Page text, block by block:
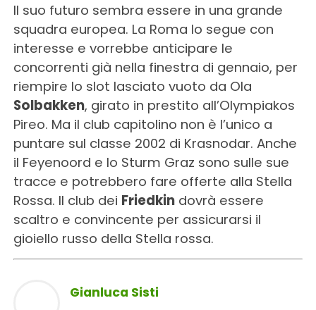
Il suo futuro sembra essere in una grande
squadra europea. La Roma lo segue con
interesse e vorrebbe anticipare le
concorrenti già nella finestra di gennaio, per
riempire lo slot lasciato vuoto da Ola
Solbakken, girato in prestito all’Olympiakos
Pireo. Ma il club capitolino non è l’unico a
puntare sul classe 2002 di Krasnodar. Anche
il Feyenoord e lo Sturm Graz sono sulle sue
tracce e potrebbero fare offerte alla Stella
Rossa. Il club dei Friedkindovrà essere
scaltro e convincente per assicurarsi il
gioiello russo della Stella rossa.
Gianluca Sisti